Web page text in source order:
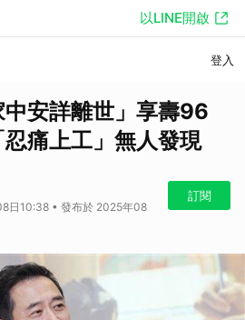
以LINE開啟
登入
安詳離世」享壽96
痛上工」無人發現
日10:38 • 發布於 2025年08
訂閱